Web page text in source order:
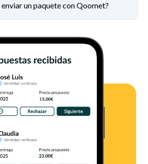
enviar un paquete con Qoomet?